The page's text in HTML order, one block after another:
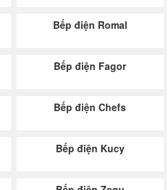
Bếp điện Romal
Bếp điện Fagor
Bếp điện Chefs
Bếp điện Kucy